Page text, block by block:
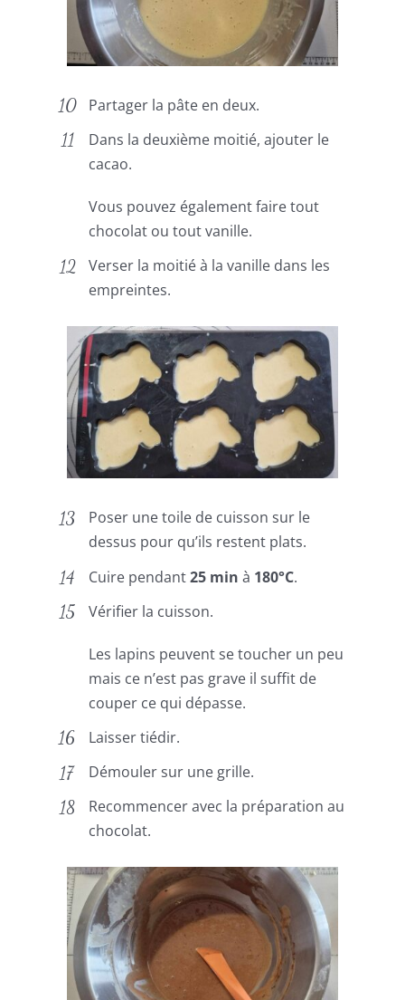
Partager la pâte en deux.
Dans la deuxième moitié, ajouter le
cacao.
Vous pouvez également faire tout
chocolat ou tout vanille.
Verser la moitié à la vanille dans les
empreintes.
Poser une toile de cuisson sur le
dessus pour qu’ils restent plats.
Cuire pendant25 min à 180°C.
Vérifier la cuisson.
Les lapins peuvent se toucher un peu
mais ce n’est pas grave il suffit de
couper ce qui dépasse.
Laisser tiédir.
Démouler sur une grille.
Recommencer avec la préparation au
chocolat.